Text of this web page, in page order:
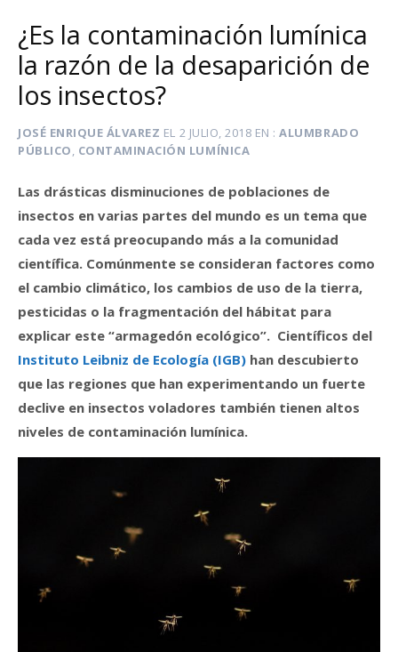
¿Es la contaminación lumínica
la razón de la desaparición de
los insectos?
JOSÉ ENRIQUE ÁLVAREZ EL 2 JULIO, 2018 EN
ALUMBRADO
PÚBLICO, CONTAMINACIÓN LUMÍNICA
Las drásticas disminuciones de poblaciones de
insectos en varias partes del mundo es un tema que
cada vez está preocupando más a la comunidad
científica. Comúnmente se consideran factores como
el cambio climático, los cambios de uso de la tierra,
pesticidas o la fragmentación del hábitat para
explicar este “armagedón ecológico”. Científicos del
Instituto Leibniz de Ecología (IGB) han descubierto
que las regiones que han experimentando un fuerte
declive en insectos voladores también tienen altos
niveles de contaminación lumínica.